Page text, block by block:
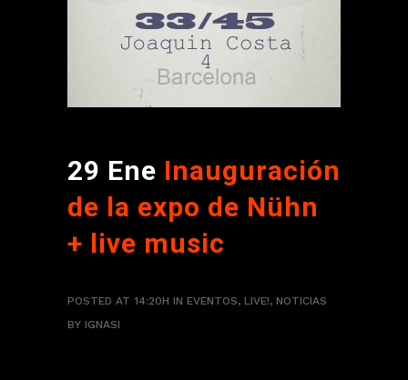
29 Ene Inauguración
de la expo de Nühn
+ live music
POSTED AT 14:20H IN EVENTOS, LIVE!, NOTICIAS
BY IGNASI